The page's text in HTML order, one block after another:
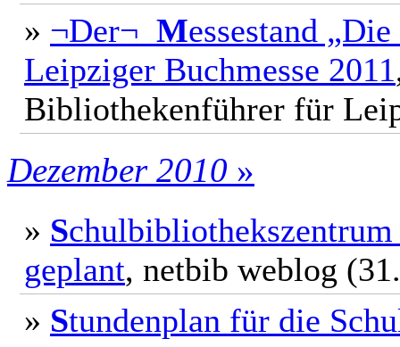
» ¬Der¬ Messestand
Leipziger Buchmesse 2011
Bibliothekenführer für
Dezember 2010 »
» S
geplant, netbib weblog
» Stundenplan für die